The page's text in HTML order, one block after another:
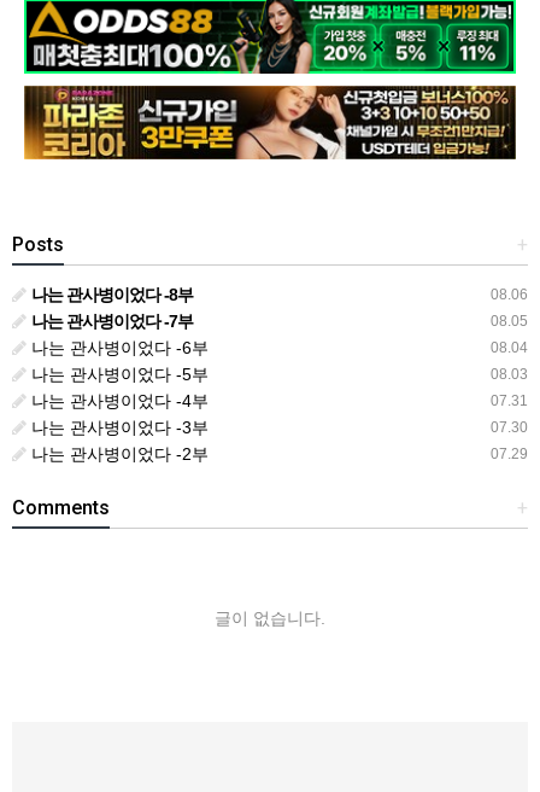
+
Posts
08.06
나는 관사병이었다 -8부
08.05
나는 관사병이었다 -7부
08.04
나는 관사병이었다 -6부
08.03
나는 관사병이었다 -5부
07.31
나는 관사병이었다 -4부
07.30
나는 관사병이었다 -3부
07.29
나는 관사병이었다 -2부
+
Comments
글이 없습니다.